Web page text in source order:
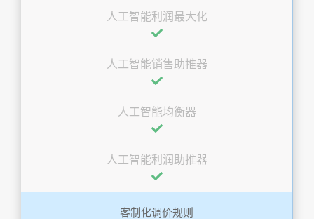
人工智能利润最大化
人工智能销售助推器
人工智能均衡器
人工智能利润助推器
客制化调价规则